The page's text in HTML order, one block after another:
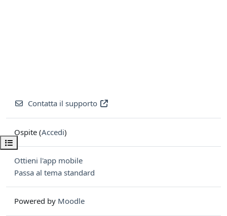
Apri indice del corso
Contatta il supporto
Ospite (Accedi)
Ottieni l'app mobile
Passa al tema standard
Powered by Moodle